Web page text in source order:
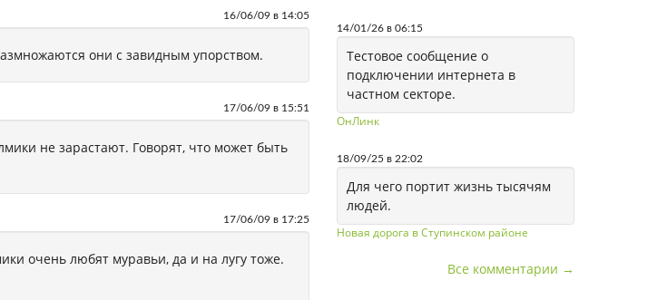
16/06/09 в 14:05
они с завидным упорством.
17/06/09 в 15:51
не зарастают. Говорят, что может быть
17/06/09 в 17:25
очень любят муравьи, да и на лугу тоже.
14/01/26 в 06:15
Тестовое сообщение о
подключении интернета в
частном секторе.
ОнЛинк
18/09/25 в 22:02
Для чего портит жизнь тысячям
людей.
Новая дорога в Ступинском районе
Все комментарии →